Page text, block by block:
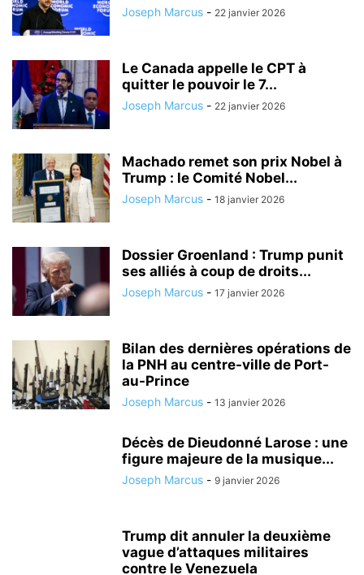
Joseph Marcus - 22 janvier 2026
Le Canada appelle le CPT à
quitter le pouvoir le 7...
Joseph Marcus - 22 janvier 2026
Machado remet son prix Nobel à
Trump : le Comité Nobel...
Joseph Marcus - 18 janvier 2026
Dossier Groenland : Trump punit
ses alliés à coup de droits...
Joseph Marcus - 17 janvier 2026
Bilan des dernières opérations de
la PNH au centre-ville de Port-
au-Prince
Joseph Marcus - 13 janvier 2026
Décès de Dieudonné Larose : une
figure majeure de la musique...
Joseph Marcus - 9 janvier 2026
Trump dit annuler la deuxième
vague d’attaques militaires
contre le Venezuela